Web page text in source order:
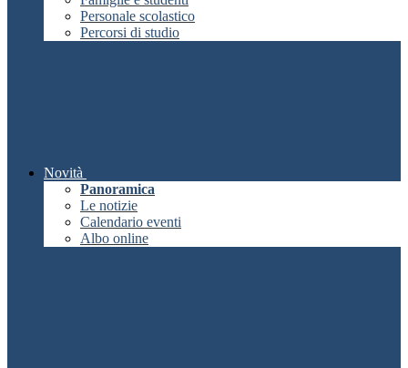
Personale scolastico
Percorsi di studio
Novità
Panoramica
Le notizie
Calendario eventi
Albo online